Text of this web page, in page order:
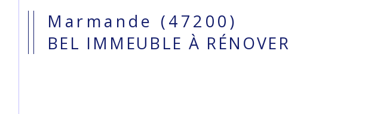
Marmande (47200)
BEL IMMEUBLE À RÉNOVER